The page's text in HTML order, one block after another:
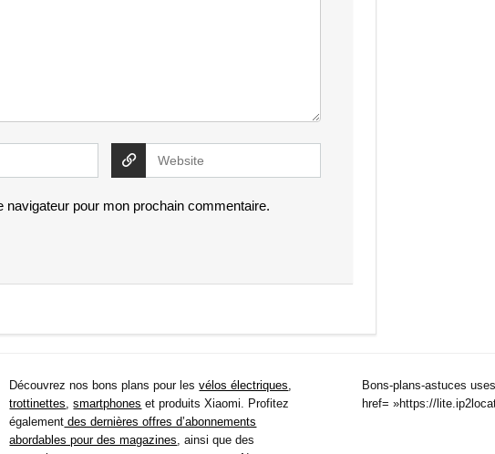
pour mon prochain commentaire.
Découvrez nos bons plans pour lesvélos électriques
trottinettes ,smartphones et produits Xiaomi. Profitez
également des dernières offres d’abonnements
abordables pour des magazines , ainsi que des
Bons-plans-astuces
href= »https://